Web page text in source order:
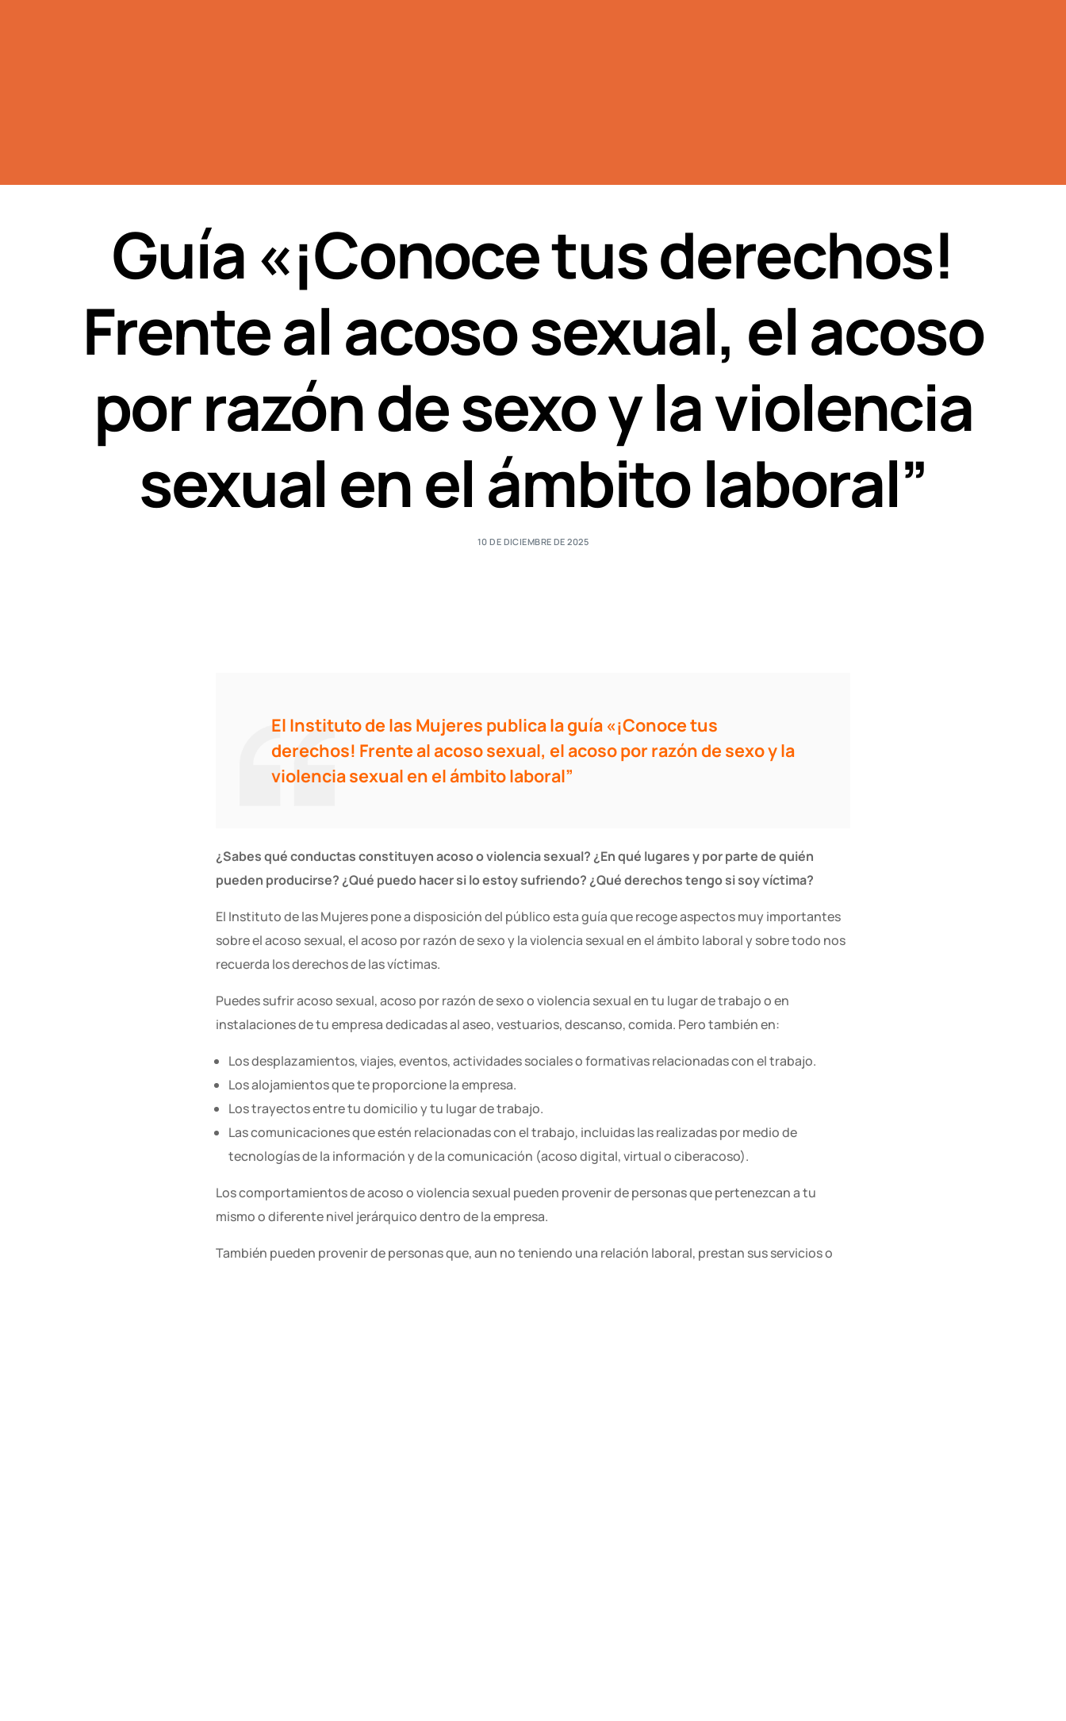
Guía «¡Conoce tus derechos!
Frente al acoso sexual, el acoso
por razón de sexo y la violencia
sexual en el ámbito laboral”
10 DE DICIEMBRE DE 2025
El Instituto de las Mujeres publica la guía «¡Conoce tus
derechos! Frente al acoso sexual, el acoso por razón de sexo y la
violencia sexual en el ámbito laboral”
¿Sabes qué conductas constituyen acoso o violencia sexual? ¿En qué lugares y por parte de quién
pueden producirse? ¿Qué puedo hacer si lo estoy sufriendo? ¿Qué derechos tengo si soy víctima?
El Instituto de las Mujeres pone a disposición del público esta guía que recoge aspectos muy importantes
sobre el acoso sexual, el acoso por razón de sexo y la violencia sexual en el ámbito laboral y sobre todo nos
recuerda los derechos de las víctimas.
Puedes sufrir acoso sexual, acoso por razón de sexo o violencia sexual en tu lugar de trabajo o en
instalaciones de tu empresa dedicadas al aseo, vestuarios, descanso, comida. Pero también en:
Los desplazamientos, viajes, eventos, actividades sociales o formativas relacionadas con el trabajo.
Los alojamientos que te proporcione la empresa.
Los trayectos entre tu domicilio y tu lugar de trabajo.
Las comunicaciones que estén relacionadas con el trabajo, incluidas las realizadas por medio de
tecnologías de la información y de la comunicación (acoso digital, virtual o ciberacoso).
Los comportamientos de acoso o violencia sexual pueden provenir de personas que pertenezcan a tu
mismo o diferente nivel jerárquico dentro de la empresa.
También pueden provenir de personas que, aun no teniendo una relación laboral, prestan sus servicios o